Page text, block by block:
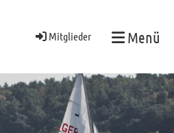
Mitglieder Menü